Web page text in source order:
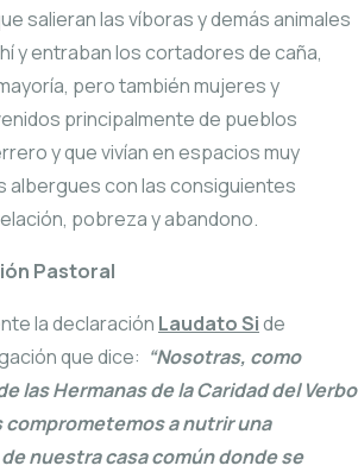
salieran las víboras y demás animales
y entraban los cortadores de caña,
pero también mujeres y
principalmente de pueblos
y que vivían en espacios muy
albergues con las consiguientes
pobreza y abandono.
Pastoral
la declaración Laudato Side
que dice: “Nosotras, como
las Hermanas de la Caridad del Verbo
comprometemos a nutrir una
nuestra casa común donde se